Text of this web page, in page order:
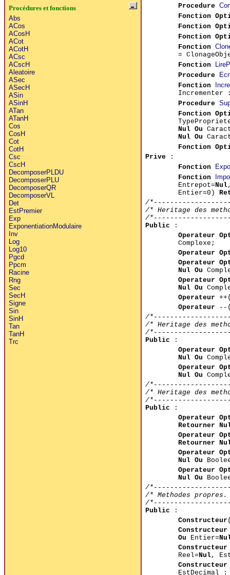
Procédures et fonctions
Abs
ACos
ACosH
ACot
ACotH
ACsc
ACscH
Aleatoire
ASec
ASecH
ASin
ASinH
ATan
ATanH
Cos
CosH
Cot
CotH
Csc
CscH
DecomposerPLDU
DecomposerPLU
DecomposerQR
DecomposerVL
Det
EstPremier
Exp
ExponentiationModulaire
Inv
Log
Log10
Pgcd
Ppcm
Racine
Rng
Sec
SecH
Signe
Sin
SinH
Tan
TanH
Trc
Procedure
Fonction
Fonction
Fonction
Fonction
=
Fonction
Procedure
Fonction
Procedure
Fonction
Nul Ou
Nul Ou
Fonction
Prive:
Fonction
Fonction
Entrepot=Nul
Entier=0)
/
/* Heritage des
/
Public :
Operateur
Complexe;
Operateur
Operateur
Nul Ou
Operateur
Nul Ou
Operateur
Operateur --
/
/* Heritage des
/
Public :
Operateur
Nul Ou
Operateur
Nul Ou
/
/* Heritage des
/
Public :
Operateur
Retourner
Operateur
Retourner
Operateur
Nul Ou
Operateur
Nul Ou
/
/* Methodes
/
Public :
Constructeur
Ou Entier=
Reel=Nul,
EstDecimal :